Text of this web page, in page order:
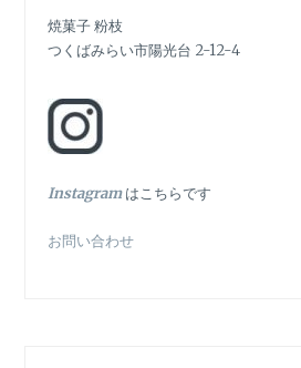
ョ
ン
焼菓子 粉枝
つくばみらい市陽光台 2-12-4
Instagramはこちらです
お問い合わせ